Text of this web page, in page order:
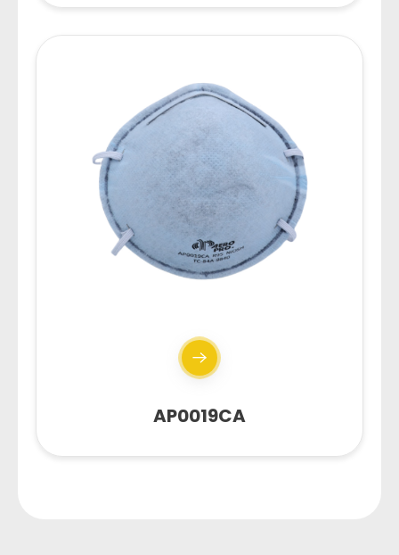
AP0019CA